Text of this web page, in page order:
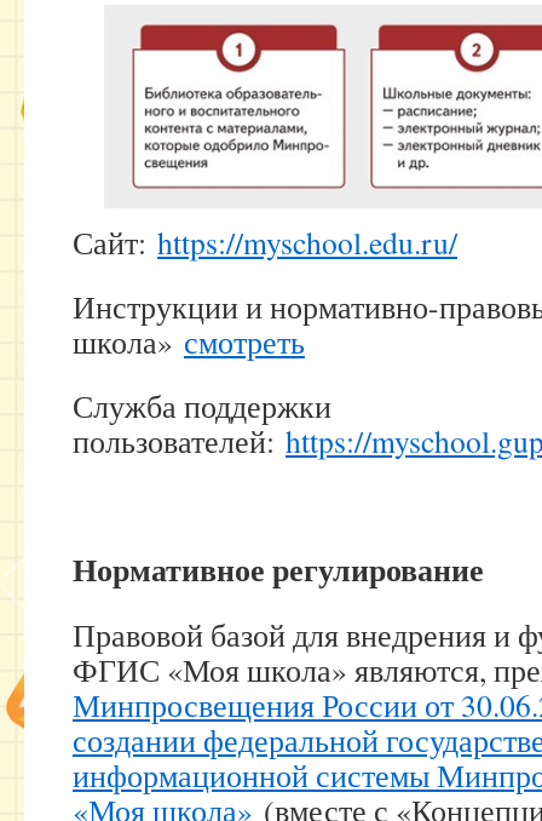
Сайт: https://myschool.edu.ru/
Инструкции и нормативно-
школа» смотреть
Служба поддержки
пользователей: https://
Нормативное регулирование
Правовой базой для внедрения и
ФГИС «Моя школа» являются,
Минпросвещения России от
создании федеральной
информационной системы
«Моя школа» (вместе с